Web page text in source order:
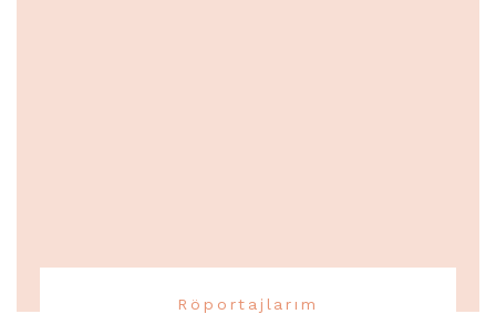
Röportajlarım